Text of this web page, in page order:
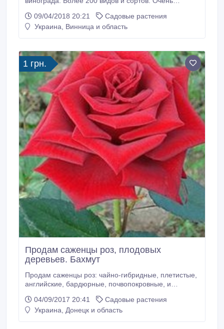
бессемянные, мускатные. Саженцы с собственной
корневой системой. У нас вы можете приобрести
09/04/2018 20:21
Садовые растения
Украина, Винница и область
1 грн.
Продам саженцы роз, плодовых
деревьев. Бахмут
Продам саженцы роз: чайно-гибридные, плетистые,
английские, бардюрные, почвопокровные, и
персики, груши, абрикосы, алыча колоновидная.
Декоративные кустарники: спирея, барбарис,
04/09/2017 20:41
Садовые растения
Украина, Донецк и область